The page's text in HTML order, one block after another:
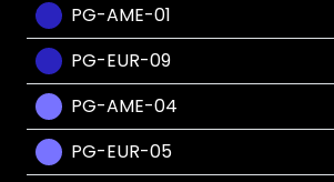
PG-AME-01
PG-EUR-09
PG-AME-04
PG-EUR-05